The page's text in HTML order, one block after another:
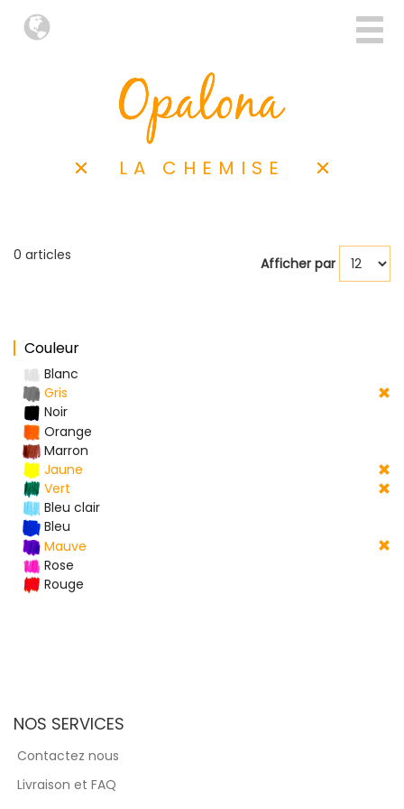
LA CHEMISE
0 articles Afficher par
Couleur
Blanc
Gris
Noir
Orange
Marron
Jaune
Vert
Bleu clair
Bleu
Mauve
Rose
Rouge
NOS SERVICES
Contactez nous
Livraison et FAQ